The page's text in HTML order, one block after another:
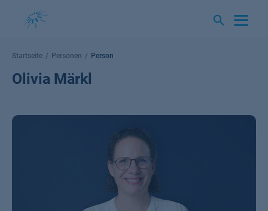
Startseite Personen Person
Olivia Märkl